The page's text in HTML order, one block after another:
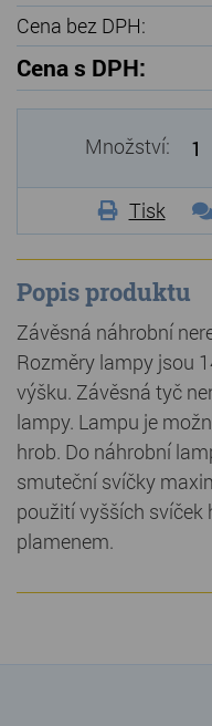
Cena bez DPH:
Cena s DPH:
Množství:
Tisk
Popis produktu
Závěsná náhrobní
Rozměry lampy jsou
výšku. Závěsná tyč
lampy. Lampu je
hrob. Do náhrobní
smuteční svíčky
použití vyšších
plamenem.